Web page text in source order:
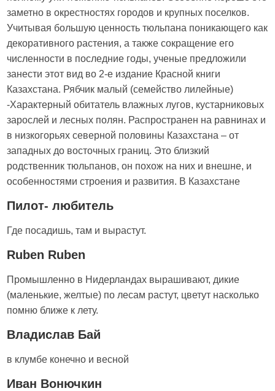
заметно в окрестностях городов и крупных поселков.
Учитывая большую ценность тюльпана поникающего как
декоративного растения, а также сокращение его
численности в последние годы, ученые предложили
занести этот вид во 2-е издание Красной книги
Казахстана. Рябчик малый (семейство лилейные)
-Характерный обитатель влажных лугов, кустарниковых
зарослей и лесных полян. Распространен на равнинах и
в низкогорьях северной половины Казахстана – от
западных до восточных границ. Это близкий
родственник тюльпанов, он похож на них и внешне, и
особенностями строения и развития. В Казахстане
Пилот- любитель
Где посадишь, там и вырастут.
Ruben Ruben
Промышленно в Нидерландах вырашивают, дикие
(маленькие, желтые) по лесам растут, цветут насколько
помню ближе к лету.
Владислав Бай
в клумбе конечно и весной
Иван Вонючкин